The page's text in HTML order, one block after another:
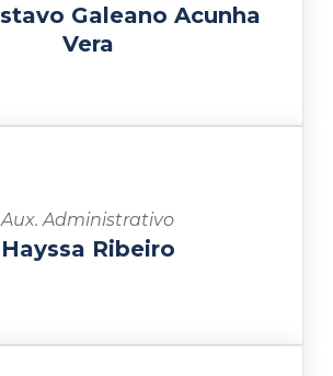
Galeano Acunha
Vera
Aux. Administrativo
Hayssa Ribeiro